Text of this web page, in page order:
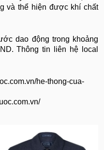
và thể hiện được khí chất
dao động trong khoảng
Thông tin liên hệ local
he-thong-cua-